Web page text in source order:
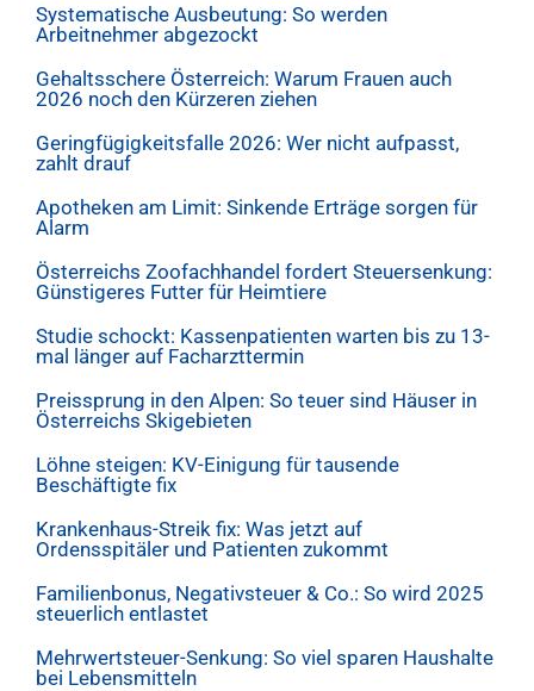
Systematische Ausbeutung: So werden
Arbeitnehmer abgezockt
Gehaltsschere Österreich: Warum Frauen auch
2026 noch den Kürzeren ziehen
Geringfügigkeitsfalle 2026: Wer nicht aufpasst,
zahlt drauf
Apotheken am Limit: Sinkende Erträge sorgen für
Alarm
Österreichs Zoofachhandel fordert Steuersenkung:
Günstigeres Futter für Heimtiere
Studie schockt: Kassenpatienten warten bis zu 13-
mal länger auf Facharzttermin
Preissprung in den Alpen: So teuer sind Häuser in
Österreichs Skigebieten
Löhne steigen: KV-Einigung für tausende
Beschäftigte fix
Krankenhaus-Streik fix: Was jetzt auf
Ordensspitäler und Patienten zukommt
Familienbonus, Negativsteuer & Co.: So wird 2025
steuerlich entlastet
Mehrwertsteuer-Senkung: So viel sparen Haushalte
bei Lebensmitteln